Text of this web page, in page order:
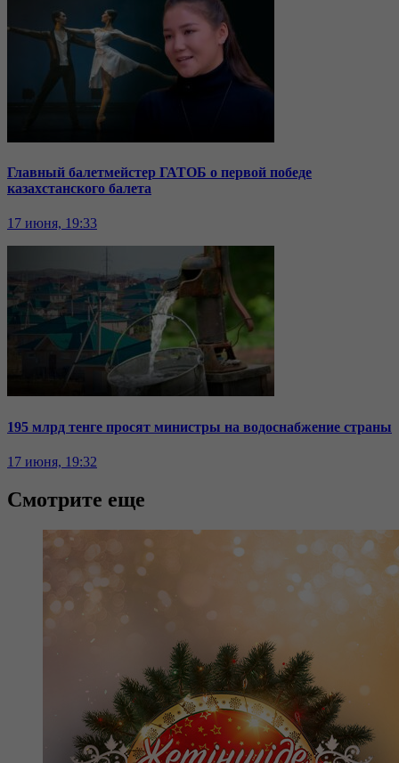
Главный балетмейстер ГАТОБ о первой победе
казахстанского балета
17 июня, 19:33
195 млрд тенге просят министры на водоснабжение страны
17 июня, 19:32
Смотрите еще